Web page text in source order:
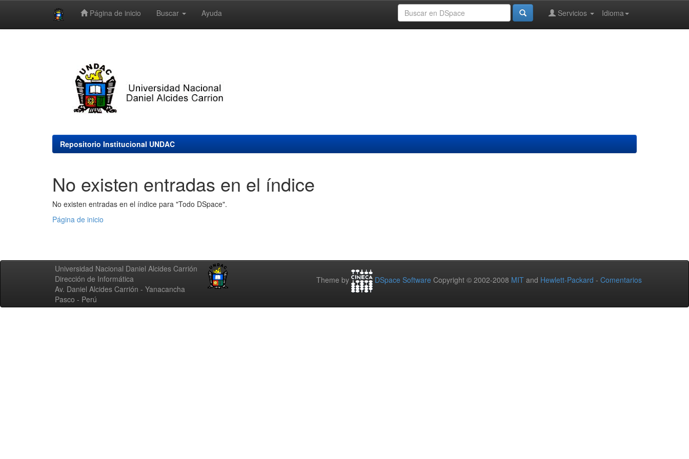
Página de inicio Buscar Ayuda Idioma
Servicios
Repositorio Institucional UNDAC
No existen entradas en el índice
No existen entradas en el índice para "Todo DSpace".
Página de inicio
Universidad Nacional Daniel Alcides Carrión
Dirección de Informática
Av. Daniel Alcides Carrión - Yanacancha
Pasco - Perú
Theme by DSpace Software Copyright © 2002-2008 MIT and Hewlett-Packard - Comentarios